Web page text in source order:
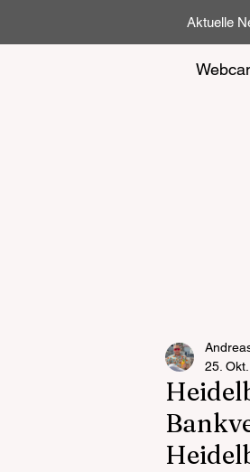
Aktuelle
25.